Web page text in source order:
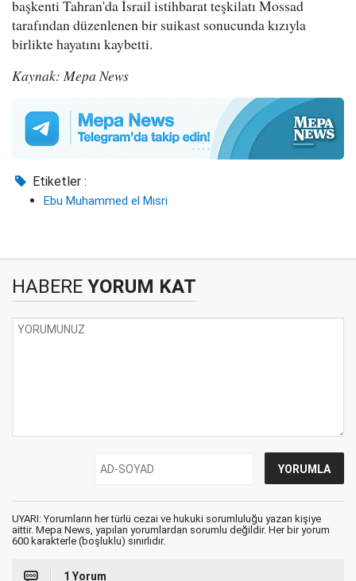
başkenti Tahran'da İsrail istihbarat teşkilatı Mossad
tarafından düzenlenen bir suikast sonucunda kızıyla
birlikte hayatını kaybetti.
Kaynak: Mepa News
Etiketler :
Ebu Muhammed el Mısri
HABERE YORUM KAT
UYARI: Yorumların her türlü cezai ve hukuki sorumluluğu yazan kişiye
aittir. Mepa News, yapılan yorumlardan sorumlu değildir. Her bir yorum
600 karakterle (boşluklu) sınırlıdır.
1 Yorum